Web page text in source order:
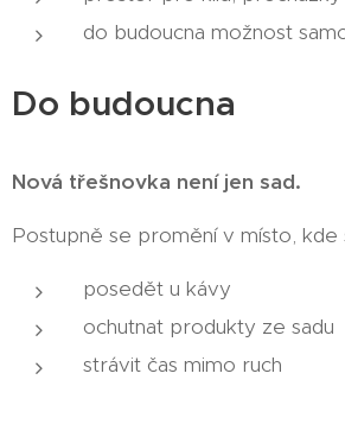
do budoucna možnost
Do budoucna
Nová třešnovka není jen sad.
Postupně se promění v místo, kde
posedět u kávy
ochutnat produkty ze sadu
strávit čas mimo ruch